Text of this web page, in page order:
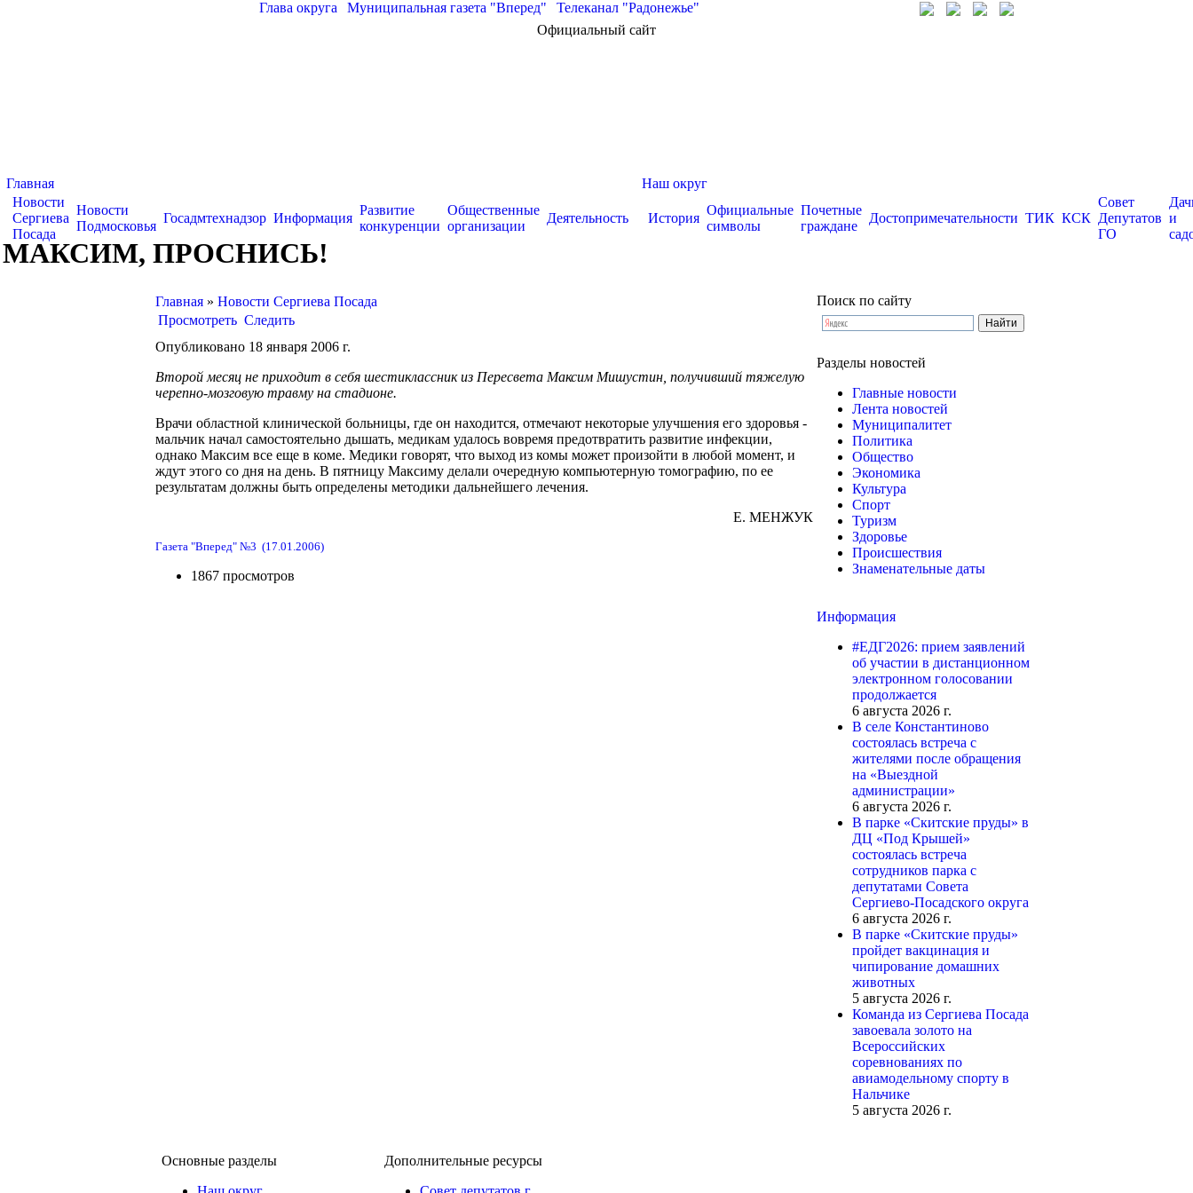
Глава округа Муниципальная газета "Вперед"
Телеканал "Радонежье"
Официальный сайт
Главная
Новости
Сергиева
Посада
Новости
Подмосковья
Госадмтехнадзор Информация
Развитие
конкуренции
Общественные
организации
Деятельность
Наш округ
История
Официальные
символы
Почетные
граждане
Достопримечательности ТИК КСК
Совет
Депутатов
ГО
и
МАКСИМ, ПРОСНИСЬ!
Главная » Новости Сергиева Посада
Просмотреть Следить
Опубликовано 18 января 2006 г.
Второй месяц не приходит в себя шестиклассник из Пересвета Максим Мишустин, получивший тяжелую
черепно-мозговую травму на стадионе.
Врачи областной клинической больницы, где он находится, отмечают некоторые улучшения его здоровья -
мальчик начал самостоятельно дышать, медикам удалось вовремя предотвратить развитие инфекции,
однако Максим все еще в коме. Медики говорят, что выход из комы может произойти в любой момент, и
ждут этого со дня на день. В пятницу Максиму делали очередную компьютерную томографию, по ее
результатам должны быть определены методики дальнейшего лечения.
Е. МЕНЖУК
Газета "Вперед" №3 (17.01.2006)
1867 просмотров
Поиск по сайту
Разделы новостей
Главные новости
Лента новостей
Муниципалитет
Политика
Общество
Экономика
Культура
Спорт
Туризм
Здоровье
Происшествия
Знаменательные даты
Информация
#ЕДГ2026: прием заявлений
об участии в дистанционном
электронном голосовании
продолжается
6 августа 2026 г.
В селе Константиново
состоялась встреча с
жителями после обращения
на «Выездной
администрации»
6 августа 2026 г.
В парке «Скитские пруды» в
ДЦ «Под Крышей»
состоялась встреча
сотрудников парка с
депутатами Совета
Сергиево-Посадского округа
6 августа 2026 г.
В парке «Скитские пруды»
пройдет вакцинация и
чипирование домашних
животных
5 августа 2026 г.
Команда из Сергиева Посада
завоевала золото на
Всероссийских
соревнованиях по
авиамодельному спорту в
Нальчике
5 августа 2026 г.
Основные разделы
Дополнительные ресурсы